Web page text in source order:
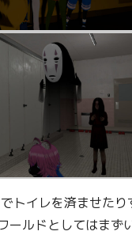
トイレを済ませたり
ールドとしてはまず